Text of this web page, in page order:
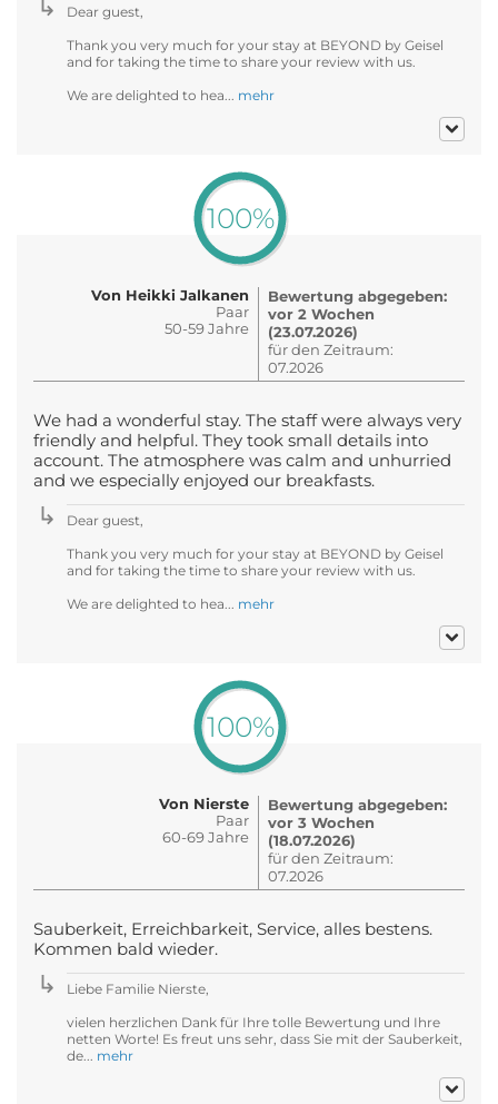
Dear guest,
Thank you very much for your stay at BEYOND by Geisel
and for taking the time to share your review with us.
We are delighted to hea... mehr
100%
Von Heikki Jalkanen
Paar
50-59 Jahre
Bewertung abgegeben:
vor 2 Wochen
(23.07.2026)
für den Zeitraum:
07.2026
We had a wonderful stay. The staff were always very
friendly and helpful. They took small details into
account. The atmosphere was calm and unhurried
and we especially enjoyed our breakfasts.
Dear guest,
Thank you very much for your stay at BEYOND by Geisel
and for taking the time to share your review with us.
We are delighted to hea... mehr
100%
Von Nierste
Paar
60-69 Jahre
Bewertung abgegeben:
vor 3 Wochen
(18.07.2026)
für den Zeitraum:
07.2026
Sauberkeit, Erreichbarkeit, Service, alles bestens.
Kommen bald wieder.
Liebe Familie Nierste,
vielen herzlichen Dank für Ihre tolle Bewertung und Ihre
netten Worte! Es freut uns sehr, dass Sie mit der Sauberkeit,
de... mehr